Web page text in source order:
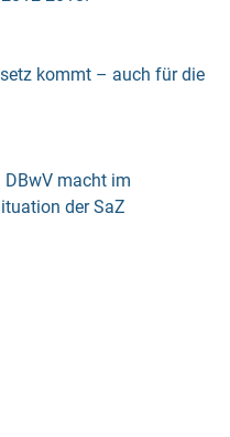
kommt – auch für die
DBwV macht im
der SaZ